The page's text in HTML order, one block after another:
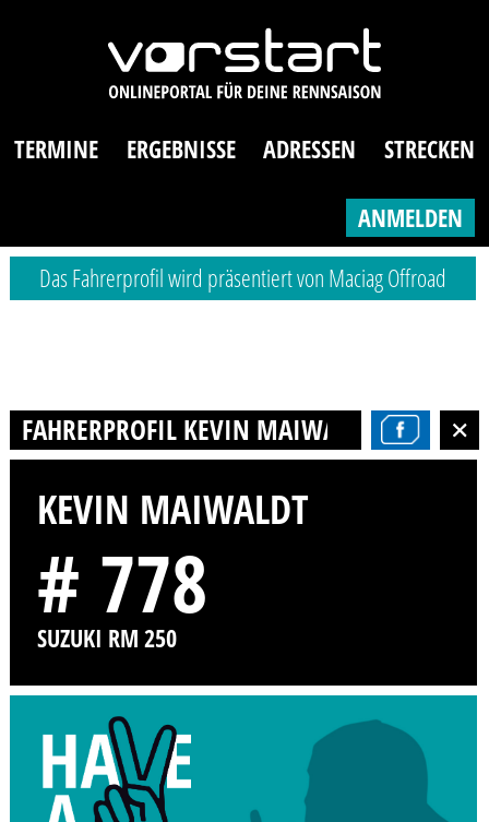
TERMINE ERGEBNISSE ADRESSEN STRECKEN
ANMELDEN
Das Fahrerprofil wird präsentiert von Maciag Offroad
FAHRERPROFIL KEVIN MAIWALDT
KEVIN MAIWALDT
# 778
SUZUKI RM 250